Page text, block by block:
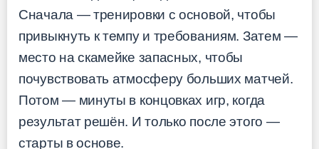
Сначала — тренировки с основой, чтобы
привыкнуть к темпу и требованиям. Затем —
место на скамейке запасных, чтобы
почувствовать атмосферу больших матчей.
Потом — минуты в концовках игр, когда
результат решён. И только после этого —
старты в основе.